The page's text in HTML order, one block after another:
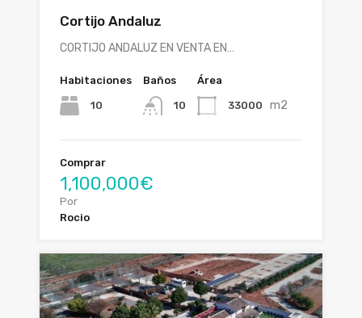
Cortijo Andaluz
CORTIJO ANDALUZ EN VENTA EN…
Habitaciones
10
Baños
10
Área
33000 m2
Comprar
1,100,000€
Por
Rocio